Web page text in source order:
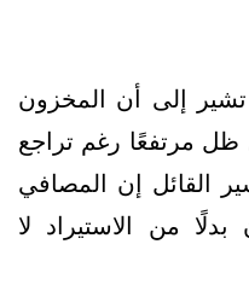
تشير إلى أن المخزون
ظل مرتفعًا رغم تراجع
القائل إن المصافي
من الاستيراد لا